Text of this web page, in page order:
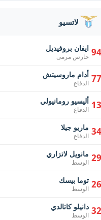
لاتسيو
94 ايفان بروفيديل
حارس مرمى
77 أدام ماروسيتش
الدفاع
13 أليسيو رومانيولي
الدفاع
34 ماريو جيلا
الدفاع
29 مانويل لاتزاري
الوسط
26 توما بيسك
الوسط
32 دانيلو كاتالدي
الوسط